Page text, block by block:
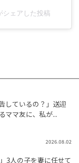
シェアした投稿
しているの？」送迎
ママ友に、私が...
2026.08.02
3人の子を妻に任せて